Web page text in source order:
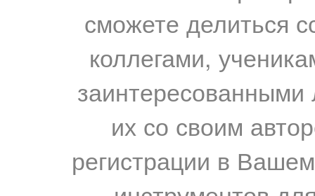
сможете делиться
коллегами,
их со своим
регистрации в